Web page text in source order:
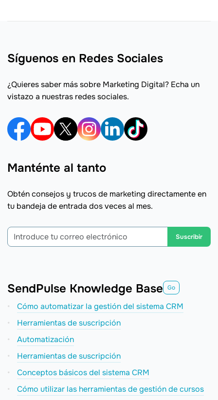
Síguenos en Redes Sociales
¿Quieres saber más sobre Marketing Digital? Echa un
vistazo a nuestras redes sociales.
Manténte al tanto
Obtén consejos y trucos de marketing directamente en
tu bandeja de entrada dos veces al mes.
Suscribir
SendPulse Knowledge Base Go
Cómo automatizar la gestión del sistema CRM
Herramientas de suscripción
Automatización
Herramientas de suscripción
Conceptos básicos del sistema CRM
Cómo utilizar las herramientas de gestión de cursos